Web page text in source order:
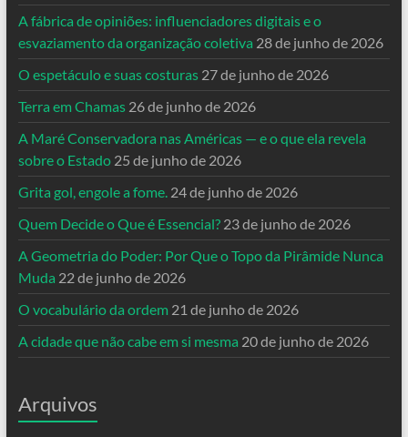
A fábrica de opiniões: influenciadores digitais e o
esvaziamento da organização coletiva 28 de junho de 2026
O espetáculo e suas costuras 27 de junho de 2026
Terra em Chamas 26 de junho de 2026
A Maré Conservadora nas Américas — e o que ela revela
sobre o Estado 25 de junho de 2026
Grita gol, engole a fome. 24 de junho de 2026
Quem Decide o Que é Essencial? 23 de junho de 2026
A Geometria do Poder: Por Que o Topo da Pirâmide Nunca
Muda 22 de junho de 2026
O vocabulário da ordem 21 de junho de 2026
A cidade que não cabe em si mesma 20 de junho de 2026
Arquivos